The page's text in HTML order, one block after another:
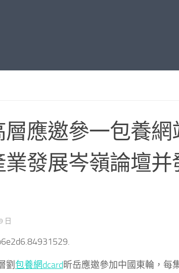
應邀參一包養網
發展岑嶺論壇并
日
劉包養網dcard昕岳應邀參加中國東輪，每